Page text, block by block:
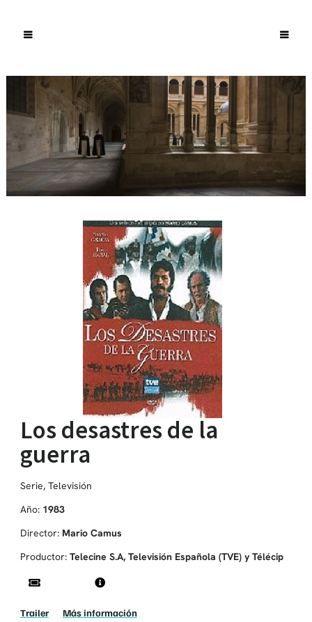
Los desastres de la
guerra
Serie, Televisión
Año: 1983
Director: Mario Camus
Productor: Telecine S.A, Televisión Española (TVE) y Télécip
Trailer Más información